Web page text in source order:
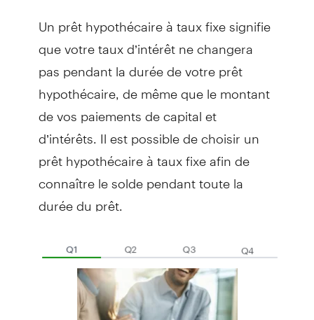
Un prêt hypothécaire à taux fixe signifie
que votre taux d’intérêt ne changera
pas pendant la durée de votre prêt
hypothécaire, de même que le montant
de vos paiements de capital et
d’intérêts. Il est possible de choisir un
prêt hypothécaire à taux fixe afin de
connaître le solde pendant toute la
durée du prêt.